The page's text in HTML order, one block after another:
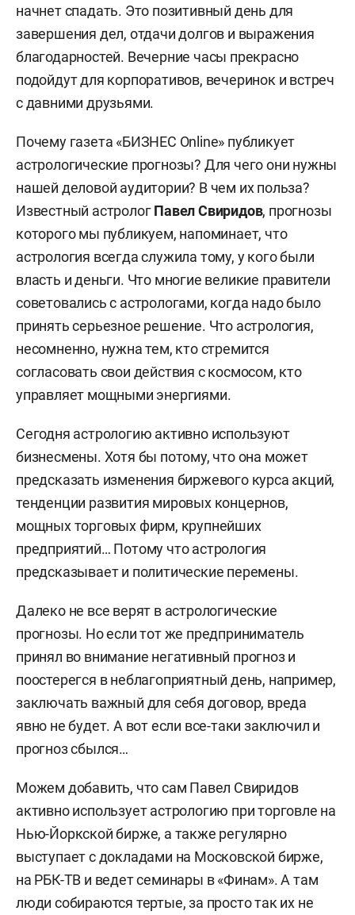
начнет спадать. Это позитивный день для
завершения дел, отдачи долгов и выражения
благодарностей. Вечерние часы прекрасно
подойдут для корпоративов, вечеринок и встреч
с давними друзьями.
Почему газета «БИЗНЕС Online» публикует
астрологические прогнозы? Для чего они нужны
нашей деловой аудитории? В чем их польза?
Известный астрологПавел Свиридов, прогнозы
которого мы публикуем, напоминает, что
астрология всегда служила тому, у кого были
власть и деньги. Что многие великие правители
советовались с астрологами, когда надо было
принять серьезное решение. Что астрология,
несомненно, нужна тем, кто стремится
согласовать свои действия с космосом, кто
управляет мощными энергиями.
Сегодня астрологию активно используют
бизнесмены. Хотя бы потому, что она может
предсказать изменения биржевого курса акций,
тенденции развития мировых концернов,
мощных торговых фирм, крупнейших
предприятий… Потому что астрология
предсказывает и политические перемены.
Далеко не все верят в астрологические
прогнозы. Но если тот же предприниматель
принял во внимание негативный прогноз и
поостерегся в неблагоприятный день, например,
заключать важный для себя договор, вреда
явно не будет. А вот если все-таки заключил и
прогноз сбылся…
Можем добавить, что сам Павел Свиридов
активно использует астрологию при торговле на
Нью-Йоркской бирже, а также регулярно
выступает с докладами на Московской бирже,
на РБК-ТВ и ведет семинары в «Финам». А там
люди собираются тертые, за просто так их не